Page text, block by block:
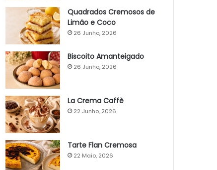
Quadrados Cremosos de
Limão e Coco
26 Junho, 2026
Biscoito Amanteigado
26 Junho, 2026
La Crema Caffè
22 Junho, 2026
Tarte Flan Cremosa
22 Maio, 2026